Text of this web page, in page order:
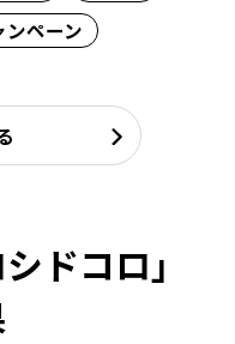
ンペーン
ドコロ」